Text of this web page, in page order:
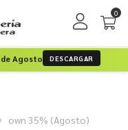
0
Agosto DESCARGAR
own 35% (Agosto)